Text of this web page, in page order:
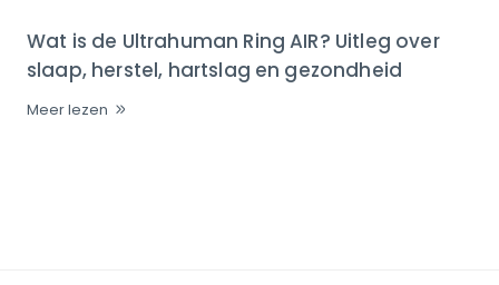
Wat is de Ultrahuman Ring AIR? Uitleg over
slaap, herstel, hartslag en gezondheid
Meer lezen